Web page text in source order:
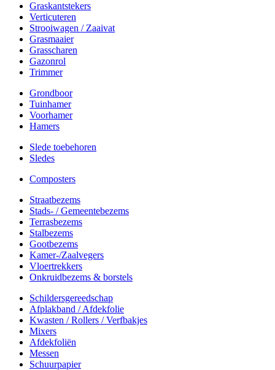
Graskantstekers
Verticuteren
Strooiwagen / Zaaivat
Grasmaaier
Grasscharen
Gazonrol
Trimmer
Grondboor
Tuinhamer
Voorhamer
Hamers
Slede toebehoren
Sledes
Composters
Straatbezems
Stads- / Gemeentebezems
Terrasbezems
Stalbezems
Gootbezems
Kamer-/Zaalvegers
Vloertrekkers
Onkruidbezems & borstels
Schildersgereedschap
Afplakband / Afdekfolie
Kwasten / Rollers / Verfbakjes
Mixers
Afdekfoliën
Messen
Schuurpapier